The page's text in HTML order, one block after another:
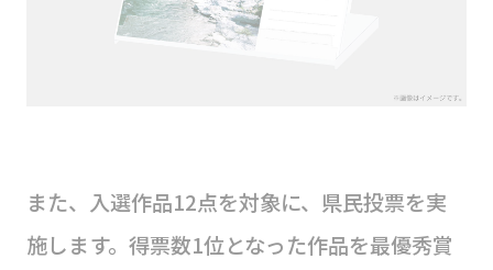
また、入選作品12点を対象に、県民投票を実
施します。得票数1位となった作品を最優秀賞